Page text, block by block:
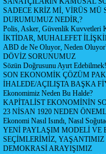
SADECE KRİZ Mİ, VİRÜS MÜ
DURUMUMUZ NEDİR,?
Polis, Asker, Güvenlik Kuvvetleri
İKTİDAR, MUHALEFET
ABD de Ne Oluyor, Neden
DÖVİZ SORUNUMUZ
Sözün Doğrusunu Ayırt Edebilmek!
SON EKONOMİK ÇÖZÜM
İHALEDE/AÇILIŞTA BAŞKA
Ekonomimiz Neden Bu Halde?
KAPİTALİST EKONOMİNİN
23 NİSAN 1920 NEDEN
Ekonomi Nasıl Isındı, Nasıl
YENİ PAYLAŞIM MODELİ VE
SEÇİMLERİMİZ, YAŞANTIMIZ
DEMOKRASİ ARAYIŞIMIZ